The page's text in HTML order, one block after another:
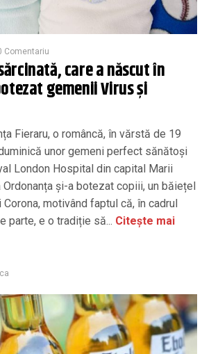
Comentariu
care a născut în
gemenii Virus și
Fieraru, o româncă, în vărstă de 19
unor gemeni perfect sănătoși
London Hospital din capital Marii
Ordonanța și-a botezat copiii, un băiețel
motivând faptul că, în cadrul
parte, e o tradiție să... Citește mai